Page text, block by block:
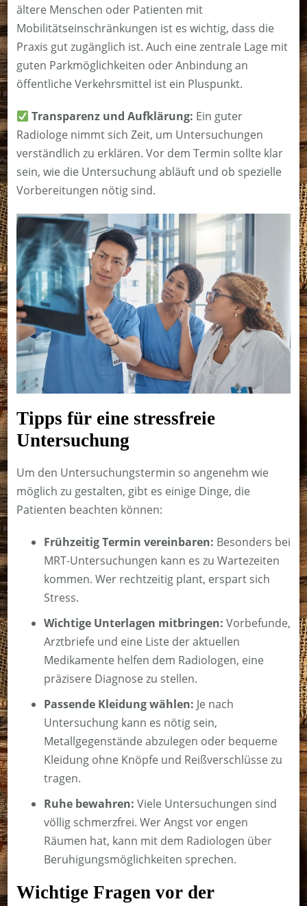
ältere Menschen oder Patienten mit
Mobilitätseinschränkungen ist es wichtig, dass die
Praxis gut zugänglich ist. Auch eine zentrale Lage mit
guten Parkmöglichkeiten oder Anbindung an
öffentliche Verkehrsmittel ist ein Pluspunkt.
Transparenz und Aufklärung: Ein guter
Radiologe nimmt sich Zeit, um Untersuchungen
verständlich zu erklären. Vor dem Termin sollte klar
sein, wie die Untersuchung abläuft und ob spezielle
Vorbereitungen nötig sind.
Tipps für eine stressfreie
Untersuchung
Um den Untersuchungstermin so angenehm wie
möglich zu gestalten, gibt es einige Dinge, die
Patienten beachten können:
Frühzeitig Termin vereinbaren: Besonders bei
MRT-Untersuchungen kann es zu Wartezeiten
kommen. Wer rechtzeitig plant, erspart sich
Stress.
Wichtige Unterlagen mitbringen: Vorbefunde,
Arztbriefe und eine Liste der aktuellen
Medikamente helfen dem Radiologen, eine
präzisere Diagnose zu stellen.
Passende Kleidung wählen: Je nach
Untersuchung kann es nötig sein,
Metallgegenstände abzulegen oder bequeme
Kleidung ohne Knöpfe und Reißverschlüsse zu
tragen.
Ruhe bewahren: Viele Untersuchungen sind
völlig schmerzfrei. Wer Angst vor engen
Räumen hat, kann mit dem Radiologen über
Beruhigungsmöglichkeiten sprechen.
Wichtige Fragen vor der